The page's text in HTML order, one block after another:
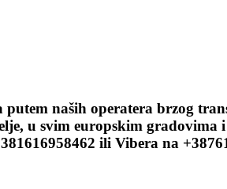
naših operatera brzog
u svim europskim gradovima
ili Vibera na